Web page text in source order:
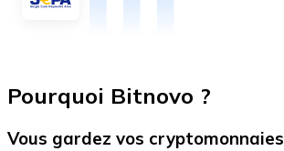
Pourquoi Bitnovo ?
Vous gardez vos cryptomonnaies